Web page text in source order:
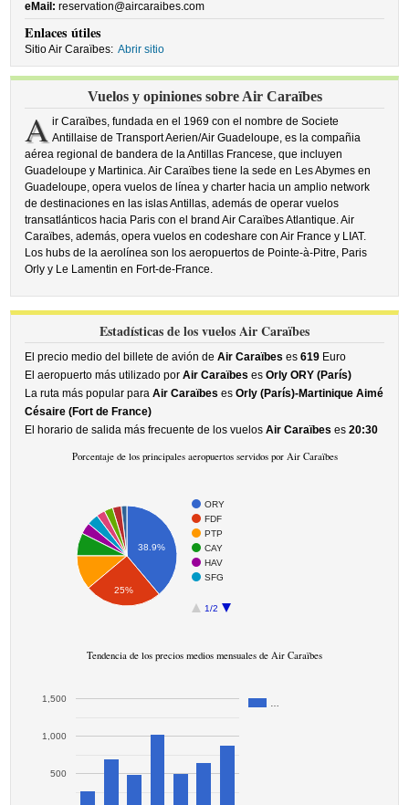
eMail: reservation@aircaraibes.com
Enlaces útiles
Sitio Air Caraïbes: Abrir sitio
Vuelos y opiniones sobre Air Caraïbes
A ir Caraïbes, fundada en el 1969 con el nombre de Societe
Antillaise de Transport Aerien/Air Guadeloupe, es la compañia
aérea regional de bandera de la Antillas Francese, que incluyen
Guadeloupe y Martinica. Air Caraïbes tiene la sede en Les Abymes en
Guadeloupe, opera vuelos de línea y charter hacia un amplio network
de destinaciones en las islas Antillas, además de operar vuelos
transatlánticos hacia Paris con el brand Air Caraïbes Atlantique. Air
Caraïbes, además, opera vuelos en codeshare con Air France y LIAT.
Los hubs de la aerolínea son los aeropuertos de Pointe-à-Pitre, Paris
Orly y Le Lamentin en Fort-de-France.
Estadísticas de los vuelos Air Caraïbes
El precio medio del billete de avión deAir Caraïbes es619 Euro
El aeropuerto más utilizado porAir Caraïbes esOrly ORY (París)
La ruta más popular paraAir Caraïbes esOrly (París)-Martinique Aimé
Césaire (Fort de France)
El horario de salida más frecuente de los vuelosAir Caraïbes es20:30
Porcentaje de los principales aeropuertos servidos por Air Caraïbes
ORY
FDF
PTP
CAY
HAV
SFG
1/2
38.9%
25%
Tendencia de los precios medios mensuales de Air Caraïbes
500
1,000
1,500